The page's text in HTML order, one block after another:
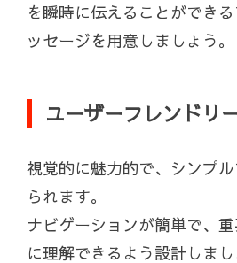
を瞬時に伝えることができ
ッセージを用意しましょう。
ユーザーフレンドリ
視覚的に魅力的で、シンプ
られます。
ナビゲーションが簡単で、
に理解できるよう設計しまし